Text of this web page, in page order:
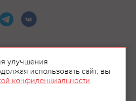
улучшения
использовать сайт, вы
конфиденциальности.